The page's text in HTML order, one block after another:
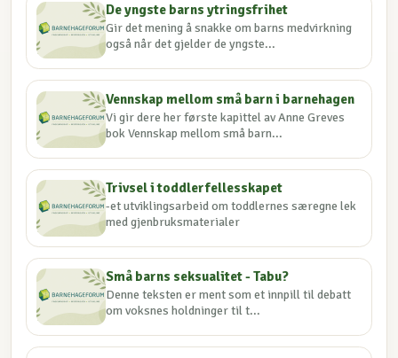
De yngste barns ytringsfrihet
Gir det mening å snakke om barns medvirkning
også når det gjelder de yngste...
Vennskap mellom små barn i barnehagen
Vi gir dere her første kapittel av Anne Greves
bok Vennskap mellom små barn...
Trivsel i toddlerfellesskapet
-et utviklingsarbeid om toddlernes særegne lek
med gjenbruksmaterialer
Små barns seksualitet - Tabu?
Denne teksten er ment som et innpill til debatt
om voksnes holdninger til t...